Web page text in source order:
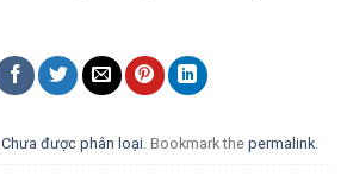
Chưa được phân loại . Bookmark the permalink